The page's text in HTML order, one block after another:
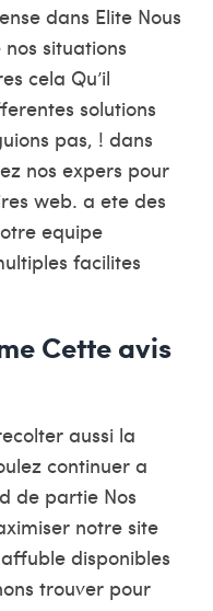
dans Elite Nous
situations
cela Qu’il
solutions
pas, ! dans
nos expers pour
web. a ete des
equipe
facilites
Cette avis
aussi la
continuer a
de partie Nos
notre site
disponibles
trouver pour